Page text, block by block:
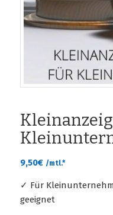
9,50€ /mtl.*
✓ Für
geeignet